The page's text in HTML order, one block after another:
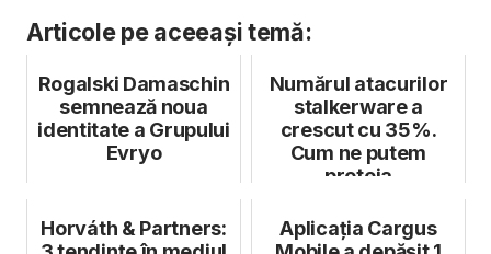
Articole pe aceeași temă:
Rogalski Damaschin
semnează noua
identitate a Grupului
Evryo
Numărul atacurilor
stalkerware a
crescut cu 35%.
Cum ne putem
proteja
Horváth & Partners:
Aplicația Cargus